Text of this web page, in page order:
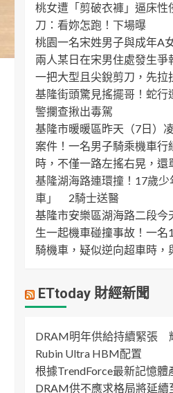
桃女遭「剪破衣褲」逼床
刀：看妳怎跑！下場曝
桃園一名宋姓男子與成年A
兩人某日在宋男住處發生爭
一把大型且尖銳剪刀，先拉
基隆街頭驚見搖擺哥！蛇
警攔查揪出毒駕
基隆市暖暖區昨天（7日）
案件！一名男子騎乘機車行
時，不僅一路左搖右晃，還
基隆湖海路連環撞！17歲
車」 2騎士送醫
基隆市安樂區湖海路二段今
生一起機車碰撞事故！一名
騎機車，疑似逆向超車時，
ETtoday 財經新聞
DRAM明年供給持續緊張
Rubin Ultra HBM配置
根據TrendForce最新記憶體
DRAM供不應求格局將延續